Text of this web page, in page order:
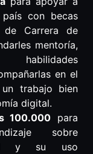
con becas
de Carrera de
mentoría,
en el
trabajo bien
digital.
100.000 para
sobre
su uso